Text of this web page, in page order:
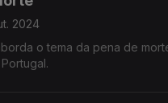
2024
o tema da pena de